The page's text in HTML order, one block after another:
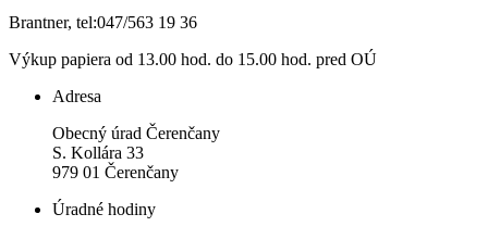
Brantner, tel:047/563 19 36
Výkup papiera od 13.00 hod. do 15.00 hod. pred OÚ
Adresa
Obecný úrad Čerenčany
S. Kollára 33
979 01 Čerenčany
Úradné hodiny